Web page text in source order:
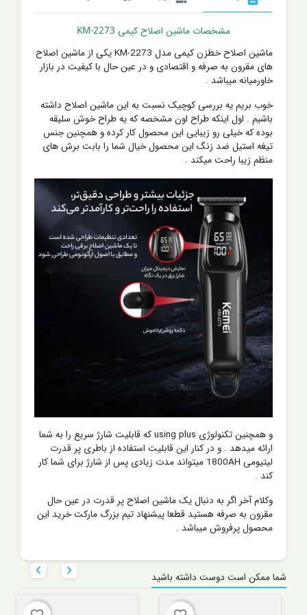
مشخصات ماشین اصلاح کیمی KM-2273
ماشین اصلاح خطزن کیمی مدل KM-2273 یکی از ماشین اصلاح
های مقرون به صرفه و اقتصادی و در عین حال با کیفیت در بازار
خاورمیانه میباشد .
خوب بریم یه بررسی کوچیک نسبت به این ماشین اصلاح داشته
باشیم . اول اینکه طراح اون مشخصه که یه طراح خوش سلیقه
بوده که خیلی رو زیبایی این محصول کار کرده و همچنین جنس
تیغه استیل ضد زنگ این محصول خیال شما را بابت برش های
منظم زیبا راحت میکند .
و همچنین تکنولوژی using plus که قابلیت شارژ سریع را به شما
ارائه میدهد . و در کنار این قابلیت استفاده از باطری پر قدرت
لیتیومی 1800AH میتواند مدت زیادی پس از شارژ برای شما کار
کند .
وکلام آخر اگر به دنبال یک ماشین اصلاح پر قدرت در عین حال
مقرون به صرفه هستید قطعا پیشنهاد تیم بزرگ مارکت خرید این
محصول پرفروش میباشد .
شما ممکن است دوست داشته باشید  